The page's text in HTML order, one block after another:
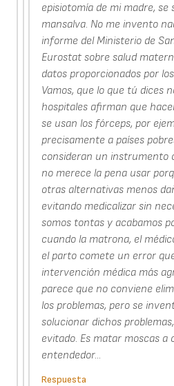
episiotomía de mi madre,
mansalva. No me invento
informe del Ministerio de
Eurostat sobre salud
datos proporcionados por
Vamos, que lo que tú dices
hospitales afirman que
se usan los fórceps, por
precisamente a países
consideran un instrumento
no merece la pena usar
otras alternativas menos
evitando medicalizar sin
somos tontas y acabamos
cuando la matrona, el
el parto comete un error
intervención médica más
parece que no conviene
los problemas, pero se
solucionar dichos
evitado. Es matar moscas a
entendedor...
Respuesta